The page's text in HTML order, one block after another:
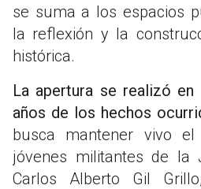
se suma a los espacios
la reflexión y la
histórica.
La apertura se realizó
años de los hechos
busca mantener vivo
jóvenes militantes de la
Carlos Alberto Gil